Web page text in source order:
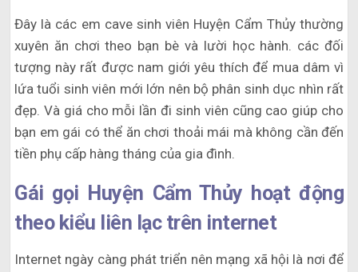
Đây là các em cave sinh viên Huyện Cẩm Thủy thường
xuyên ăn chơi theo bạn bè và lười học hành. các đối
tượng này rất được nam giới yêu thích để mua dâm vì
lứa tuổi sinh viên mới lớn nên bộ phân sinh dục nhìn rất
đẹp. Và giá cho mỗi lần đi sinh viên cũng cao giúp cho
bạn em gái có thể ăn chơi thoải mái mà không cần đến
tiền phụ cấp hàng tháng của gia đình.
Gái gọi Huyện Cẩm Thủy hoạt động
theo kiểu liên lạc trên internet
Internet ngày càng phát triển nên mạng xã hội là nơi để